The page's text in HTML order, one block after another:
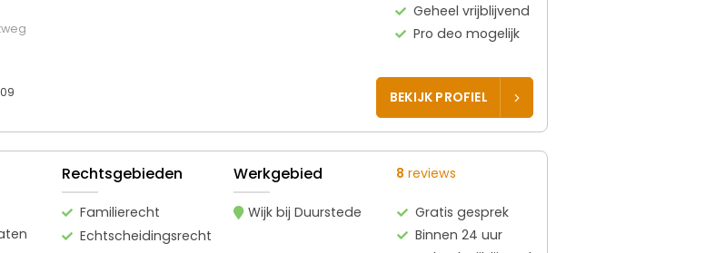
Geheel vrijblijvend
Pro deo mogelijk
BEKIJK PROFIEL
Rechtsgebieden
Familierecht
Echtscheidingsrecht
Werkgebied
Wijk bij Duurstede
8 reviews
Gratis gesprek
Binnen 24 uur